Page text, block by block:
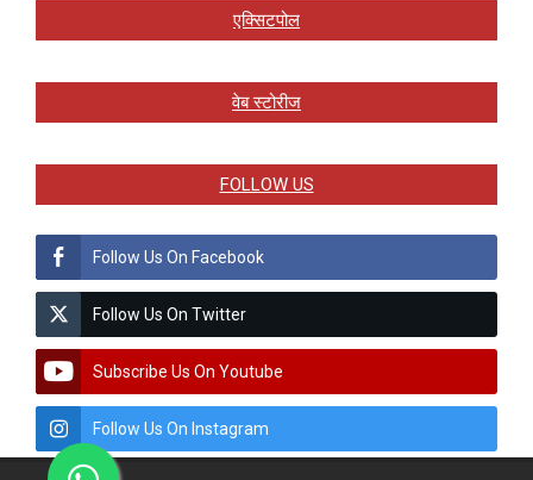
एक्सिटपोल
वेब स्टोरीज
FOLLOW US
Follow Us On Facebook
Follow Us On Twitter
Subscribe Us On Youtube
Follow Us On Instagram